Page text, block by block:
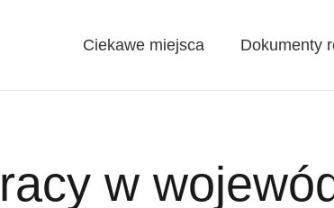
Ciekawe miejsca Dokumenty
w